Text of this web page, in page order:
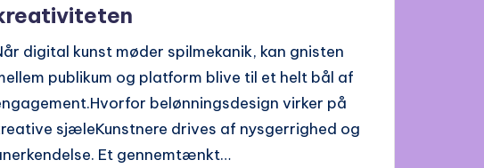
digital kunst møder spilmekanik, kan gnisten
publikum og platform blive til et helt bål af
belønningsdesign virker på
sjæleKunstnere drives af nysgerrighed og
Et gennemtænkt…